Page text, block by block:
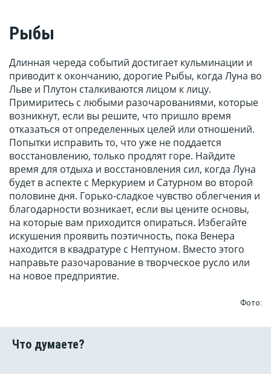
Рыбы
Длинная череда событий достигает кульминации и
приводит к окончанию, дорогие Рыбы, когда Луна во
Льве и Плутон сталкиваются лицом к лицу.
Примиритесь с любыми разочарованиями, которые
возникнут, если вы решите, что пришло время
отказаться от определенных целей или отношений.
Попытки исправить то, что уже не поддается
восстановлению, только продлят горе. Найдите
время для отдыха и восстановления сил, когда Луна
будет в аспекте с Меркурием и Сатурном во второй
половине дня. Горько-сладкое чувство облегчения и
благодарности возникает, если вы цените основы,
на которые вам приходится опираться. Избегайте
искушения проявить поэтичность, пока Венера
находится в квадратуре с Нептуном. Вместо этого
направьте разочарование в творческое русло или
на новое предприятие.
Фото: